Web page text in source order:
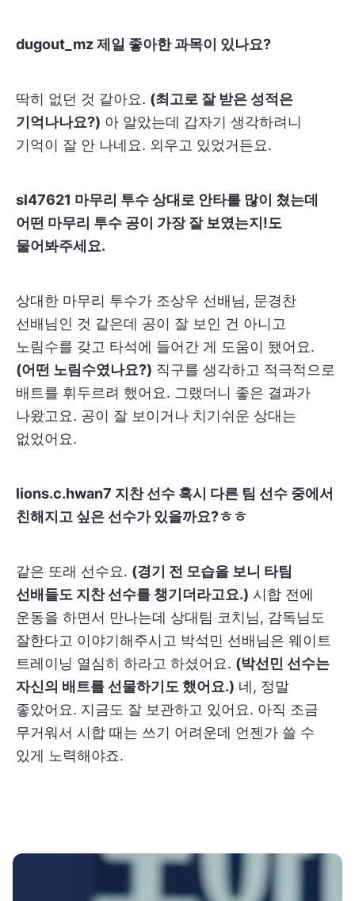
dugout_mz 제일 좋아한 과목이 있나요?
딱히 없던 것 같아요. (최고로 잘 받은 성적은
기억나나요?) 아 알았는데 갑자기 생각하려니
기억이 잘 안 나네요. 외우고 있었거든요.
sl47621 마무리 투수 상대로 안타를 많이 쳤는데
어떤 마무리 투수 공이 가장 잘 보였는지!도
물어봐주세요.
상대한 마무리 투수가 조상우 선배님, 문경찬
선배님인 것 같은데 공이 잘 보인 건 아니고
노림수를 갖고 타석에 들어간 게 도움이 됐어요.
(어떤 노림수였나요?) 직구를 생각하고 적극적으로
배트를 휘두르려 했어요. 그랬더니 좋은 결과가
나왔고요. 공이 잘 보이거나 치기쉬운 상대는
없었어요.
lions.c.hwan7 지찬 선수 혹시 다른 팀 선수 중에서
친해지고 싶은 선수가 있을까요?ㅎㅎ
같은 또래 선수요. (경기 전 모습을 보니 타팀
선배들도 지찬 선수를 챙기더라고요.) 시합 전에
운동을 하면서 만나는데 상대팀 코치님, 감독님도
잘한다고 이야기해주시고 박석민 선배님은 웨이트
트레이닝 열심히 하라고 하셨어요. (박선민 선수는
자신의 배트를 선물하기도 했어요.) 네, 정말
좋았어요. 지금도 잘 보관하고 있어요. 아직 조금
무거워서 시합 때는 쓰기 어려운데 언젠가 쓸 수
있게 노력해야죠.